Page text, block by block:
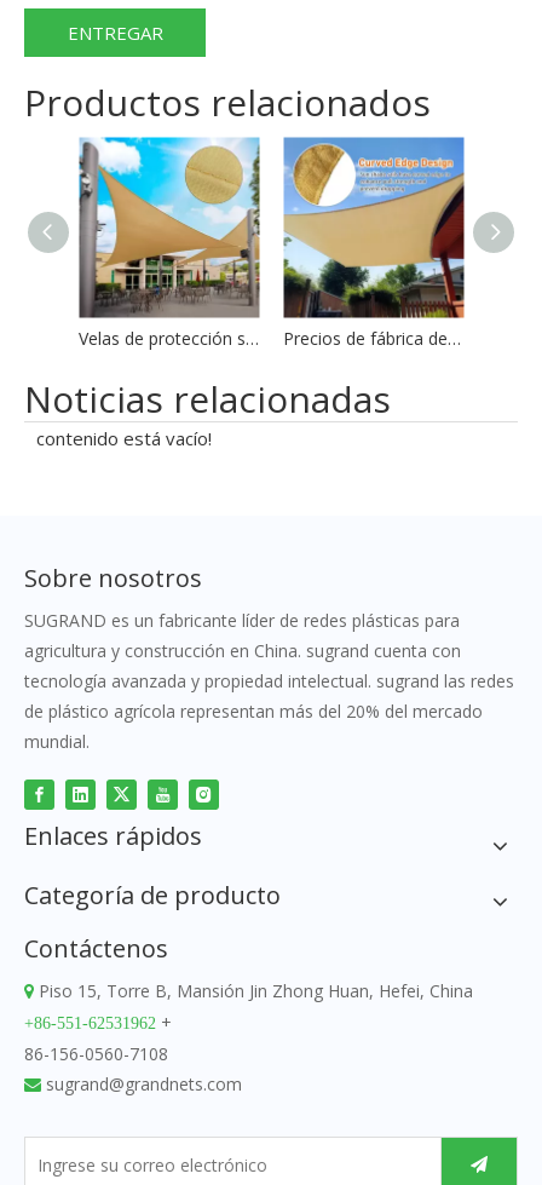
ENTREGAR
Productos relacionados
Velas de protección solar de primera calidad. Precios de fábrica de velas de sombras de calidad superior
Noticias relacionadas
contenido está vacío!
Sobre nosotros
SUGRAND es un fabricante líder de redes plásticas para
agricultura y construcción en China. sugrand cuenta con
tecnología avanzada y propiedad intelectual. sugrand las redes
de plástico agrícola representan más del 20% del mercado
mundial.
Enlaces rápidos
Categoría de producto
Contáctenos
 Piso 15, Torre B, Mansión Jin Zhong Huan, Hefei, China
+86-551-62531962 +
86-156-0560-7108
 sugrand@grandnets.com